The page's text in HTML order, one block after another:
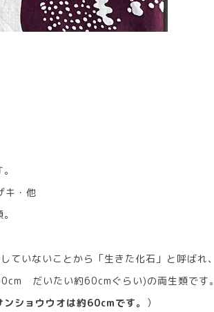
キ・他
いないことから「生きた化石」と呼ばれ、
だいたい約60cmぐらい)の両生類です。
ショウウオは約60cmです。
）